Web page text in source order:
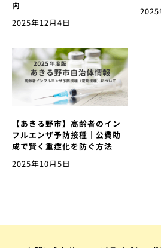
内
2025年12月4日
2025
【あきる野市】高齢者のイン
フルエンザ予防接種｜公費助
成で賢く重症化を防ぐ方法
2025年10月5日